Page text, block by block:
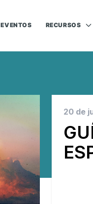
EVENTOS RECURSOS
20 de